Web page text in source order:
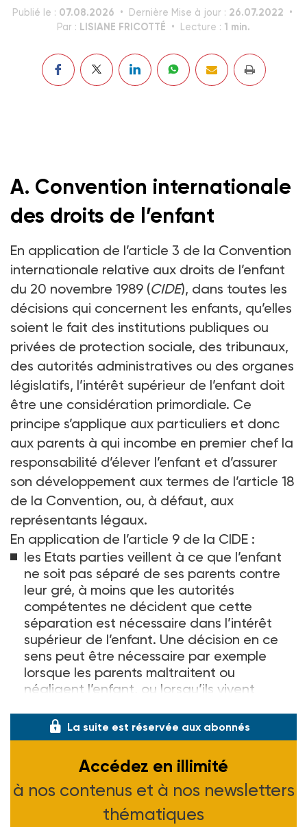
Publié le : 07.08.2026 Dernière Mise à jour : 26.07.2022
Par : LISIANE FRICOTTÉ Lecture : 1 min.
A. Convention internationale
des droits de l’enfant
En application de l’article 3 de la Convention
internationale relative aux droits de l’enfant
du 20 novembre 1989 (CIDE), dans toutes les
décisions qui concernent les enfants, qu’elles
soient le fait des institutions publiques ou
privées de protection sociale, des tribunaux,
des autorités administratives ou des organes
législatifs, l’intérêt supérieur de l’enfant doit
être une considération primordiale. Ce
principe s’applique aux particuliers et donc
aux parents à qui incombe en premier chef la
responsabilité d’élever l’enfant et d’assurer
son développement aux termes de l’article 18
de la Convention, ou, à défaut, aux
représentants légaux.
En application de l’article 9 de la CIDE :
les Etats parties veillent à ce que l’enfant
ne soit pas séparé de ses parents contre
leur gré, à moins que les autorités
compétentes ne décident que cette
séparation est nécessaire dans l’intérêt
supérieur de l’enfant. Une décision en ce
sens peut être nécessaire par exemple
lorsque les parents maltraitent ou
négligent l’enfant, ou lorsqu’ils vivent
La suite est réservée aux abonnés
Accédez en illimité
à nos contenus et à nos newsletters
thématiques